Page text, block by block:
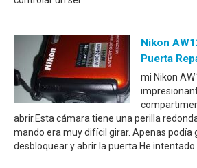
Nikon
Puerta
mi Nikon
abrir.Esta cámara tiene una perilla
mando era muy difícil girar. Apenas podía
desbloquear y abrir la puerta.He